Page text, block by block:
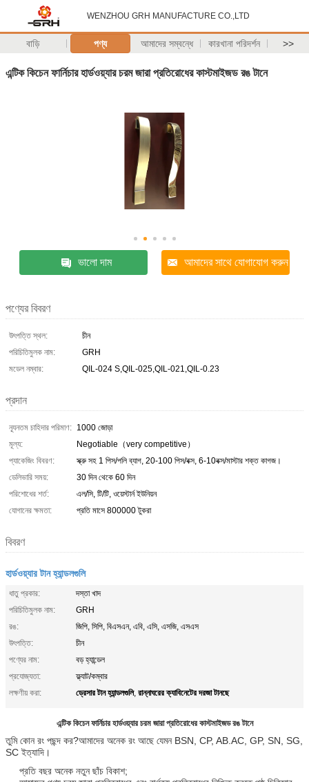
WENZHOU GRH MANUFACTURE CO.,LTD
বাড়ি পণ্য আমাদের সম্বন্ধে কারখানা পরিদর্শন >>
এন্টিক কিচেন ফার্নিচার হার্ডওয়্যার চরম জারা প্রতিরোধের কাস্টমাইজড রঙ টানে
ভালো দাম আমাদের সাথে যোগাযোগ করুন
পণ্যের বিবরণ
উৎপত্তি স্থল:
চীন
পরিচিতিমুলক নাম:
GRH
মডেল নম্বার:
QIL-024 S,QIL-025,QIL-021,QIL-0.23
প্রদান
ন্যূনতম চাহিদার পরিমাণ: 1000 জোড়া
মূল্য:
Negotiable（very competitive）
প্যাকেজিং বিবরণ:
স্ক্রু সহ 1 পিস/পলি ব্যাগ, 20-100 পিস/বক্স, 6-10বক্স/মাস্টার শক্ত কাগজ।
ডেলিভারি সময়:
30 দিন থেকে 60 দিন
পরিশোধের শর্ত:
এল/সি, টি/টি, ওয়েস্টার্ন ইউনিয়ন
যোগানের ক্ষমতা:
প্রতি মাসে 800000 টুকরা
বিবরণ
হার্ডওয়্যার টান হ্যান্ডলগুলি
ধাতু প্রকার:
দস্তা খাদ
পরিচিতিমুলক নাম:
GRH
রঙ:
জিপি, সিপি, বিএসএন, এবি, এসি, এসজি, এসএস
উৎপত্তি:
চীন
পণ্যের নাম:
বড় হ্যান্ডেল
প্রযোজ্যতা:
ফ্ল্যাট/কম্বার
লক্ষণীয় করা:
ড্রেসার টান হ্যান্ডলগুলি, রান্নাঘরের ক্যাবিনেটের দরজা টানছে
এন্টিক কিচেন ফার্নিচার হার্ডওয়্যার চরম জারা প্রতিরোধের কাস্টমাইজড রঙ টানে
তুমি কোন রং পছন্দ কর?আমাদের অনেক রং আছে যেমন BSN, CP, AB.AC, GP, SN, SG,
SC ইত্যাদি।
প্রতি বছর অনেক নতুন ছাঁচ বিকাশ;